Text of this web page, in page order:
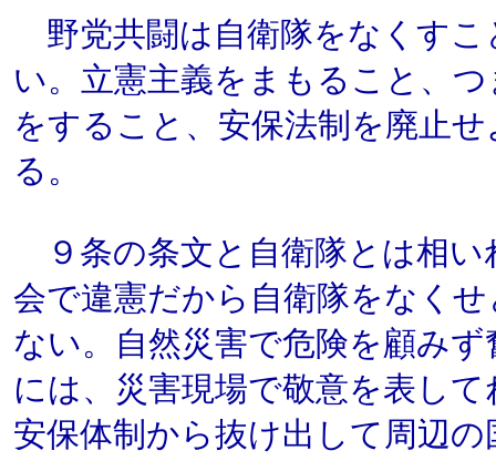
野党共闘は自衛隊をなくすこ
い。立憲主義をまもること、
をすること、安保法制を廃止
る。
９条の条文と自衛隊とは相い
会で違憲だから自衛隊をなく
ない。自然災害で危険を顧み
には、災害現場で敬意を表し
安保体制から抜け出して周辺